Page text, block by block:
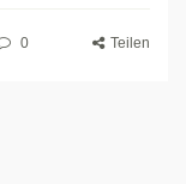
0 Teilen